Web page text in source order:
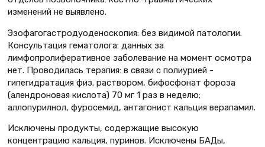
изменений не выявлено.
Эзофагогастродуоденоскопия: без видимой патологии.
Консультация гематолога: данных за
лимфопролиферативное заболевание на момент осмотра
нет. Проводилась терапия: в связи с полиурией -
гипегидратация физ. раствором, бифосфонат фороза
(алендроновая кислота) 70 мг 1 раз в неделю;
аллопурилнол, фуросемид, антагонист кальция верапамил.
Исключены продукты, содержащие высокую
концентрацию кальция, пуринов. Исключены БАДы,